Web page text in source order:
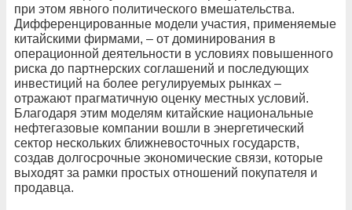
при этом явного политического вмешательства.
Дифференцированные модели участия, применяемые
китайскими фирмами, – от доминирования в
операционной деятельности в условиях повышенного
риска до партнерских соглашений и последующих
инвестиций на более регулируемых рынках –
отражают прагматичную оценку местных условий.
Благодаря этим моделям китайские национальные
нефтегазовые компании вошли в энергетический
сектор нескольких ближневосточных государств,
создав долгосрочные экономические связи, которые
выходят за рамки простых отношений покупателя и
продавца.